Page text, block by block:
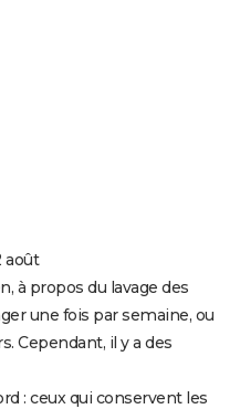
août
à propos du lavage des
une fois par semaine, ou
Cependant, il y a des
: ceux qui conservent les